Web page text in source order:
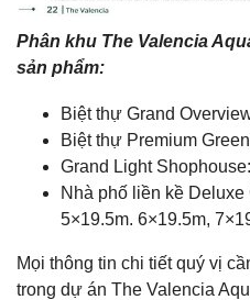
Phân khu The Valencia
sản phẩm:
Biệt thự Grand
Biệt thự Premium
Grand Light
Nhà phố liền kề
5×19.5m. 6×19.5m,
Mọi thông tin chi tiết quý vị
trong dự án The Valencia